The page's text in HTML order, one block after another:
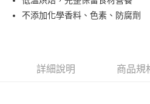
３．收到繳費通知簡訊後14天內，點擊
ATM／網路銀行／等多元方式進行付款，
※ 交易是否成功請以「AFTEE先享後付
是否繳費成功／繳費後需取消欲退款等相
每筆NT$80，滿NT$2,000(含以上)免
付款後7-11取貨
不添加化學香料、色素、防腐劑
詳細說明 商品規